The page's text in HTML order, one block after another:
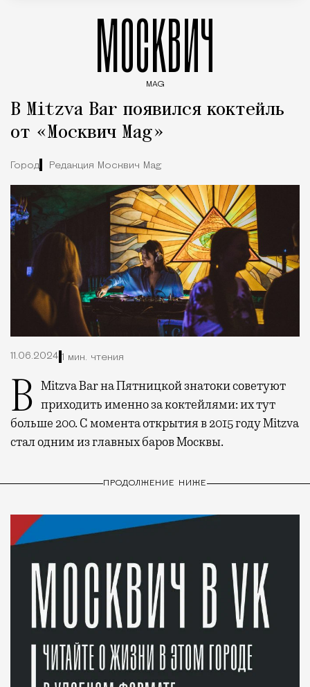
МОСКВИЧ
MAG
В Mitzva Bar появился коктейль
от «Москвич Mag»
Город Редакция Москвич Mag
11.06.2024 1 мин. чтения
В Mitzva Bar на Пятницкой знатоки советуют приходить именно за коктейлями: их тут
больше 200. С момента открытия в 2015 году Mitzva
стал одним из главных баров Москвы.
ПРОДОЛЖЕНИЕ НИЖЕ